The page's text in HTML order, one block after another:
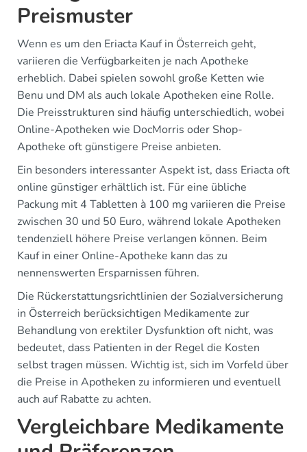
Preismuster
Wenn es um den Eriacta Kauf in Österreich geht,
variieren die Verfügbarkeiten je nach Apotheke
erheblich. Dabei spielen sowohl große Ketten wie
Benu und DM als auch lokale Apotheken eine Rolle.
Die Preisstrukturen sind häufig unterschiedlich, wobei
Online-Apotheken wie DocMorris oder Shop-
Apotheke oft günstigere Preise anbieten.
Ein besonders interessanter Aspekt ist, dass Eriacta oft
online günstiger erhältlich ist. Für eine übliche
Packung mit 4 Tabletten à 100 mg variieren die Preise
zwischen 30 und 50 Euro, während lokale Apotheken
tendenziell höhere Preise verlangen können. Beim
Kauf in einer Online-Apotheke kann das zu
nennenswerten Ersparnissen führen.
Die Rückerstattungsrichtlinien der Sozialversicherung
in Österreich berücksichtigen Medikamente zur
Behandlung von erektiler Dysfunktion oft nicht, was
bedeutet, dass Patienten in der Regel die Kosten
selbst tragen müssen. Wichtig ist, sich im Vorfeld über
die Preise in Apotheken zu informieren und eventuell
auch auf Rabatte zu achten.
Vergleichbare Medikamente